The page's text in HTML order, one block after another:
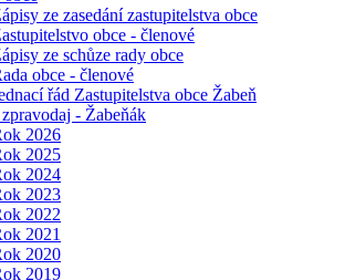
ze zasedání zastupitelstva obce
obce - členové
ze schůze rady obce
obce - členové
řád Zastupitelstva obce Žabeň
- Žabeňák
2026
2025
2024
2023
2022
2021
2020
2019